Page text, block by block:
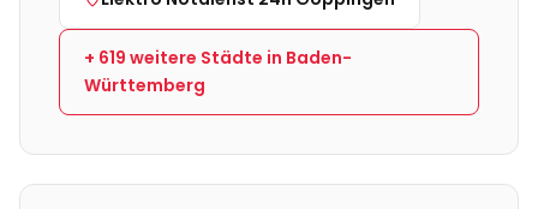
+ 619 weitere Städte in Baden-
Württemberg